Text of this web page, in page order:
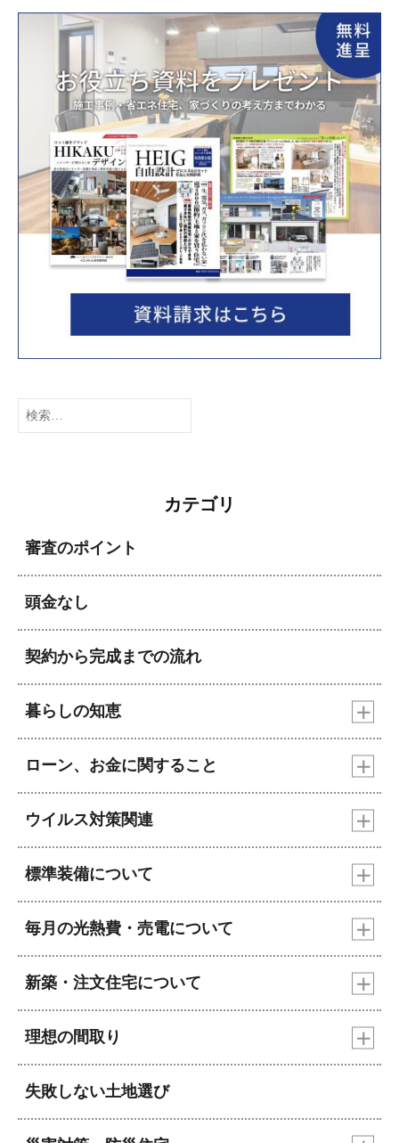
検
カテゴリ
審査のポイント
頭金なし
契約から完成までの流れ
暮らしの知恵
ローン、お金に関すること
ウイルス対策関連
標準装備について
毎月の光熱費・売電について
新築・注文住宅について
理想の間取り
失敗しない土地選び